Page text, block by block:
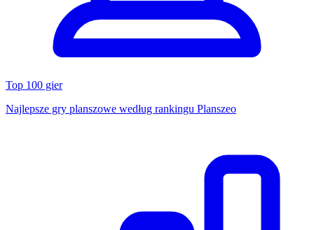
Top 100 gier
Najlepsze gry planszowe według rankingu Planszeo